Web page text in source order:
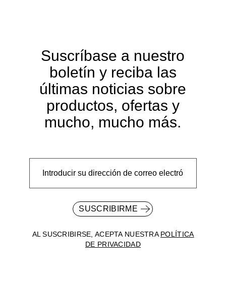
Suscríbase a nuestro
boletín y reciba las
últimas noticias sobre
productos, ofertas y
mucho, mucho más.
SUSCRIBIRME
AL SUSCRIBIRSE, ACEPTA NUESTRAPOLÍTICA
DE PRIVACIDAD